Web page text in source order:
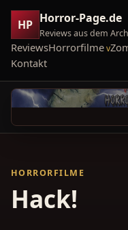
HP Horror-Page.de
Reviews aus dem
ReviewsHorrorfilme
Kontakt
HORRORFILME
Hack!